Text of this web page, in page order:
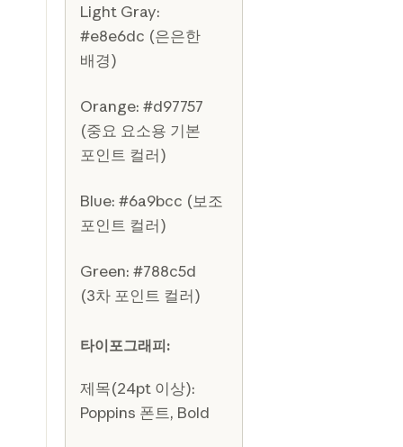
Light Gray:
#e8e6dc (은은한
배경)
Orange: #d97757
(중요 요소용 기본
포인트 컬러)
Blue: #6a9bcc (보조
포인트 컬러)
Green: #788c5d
(3차 포인트 컬러)
타이포그래피:
제목(24pt 이상):
Poppins 폰트, Bold